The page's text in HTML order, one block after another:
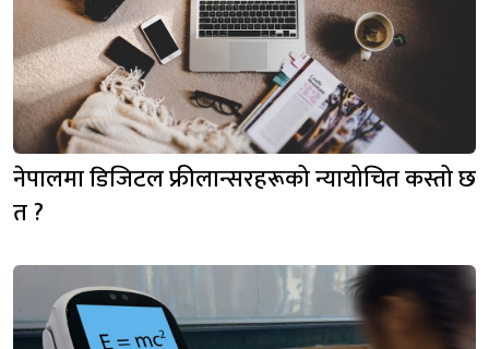
नेपालमा डिजिटल फ्रीलान्सरहरूको न्यायोचित कस्तो छ
त ?